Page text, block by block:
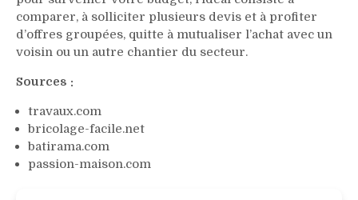
comparer, à solliciter plusieurs devis et à profiter
d’offres groupées, quitte à mutualiser l’achat avec un
voisin ou un autre chantier du secteur.
Sources :
travaux.com
bricolage-facile.net
batirama.com
passion-maison.com